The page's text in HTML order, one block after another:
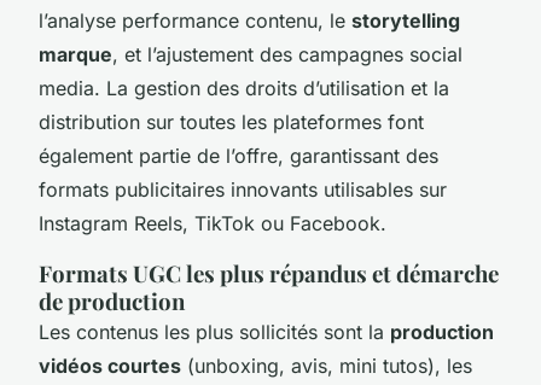
l’analyse performance contenu, le storytelling
marque, et l’ajustement des campagnes social
media. La gestion des droits d’utilisation et la
distribution sur toutes les plateformes font
également partie de l’offre, garantissant des
formats publicitaires innovants utilisables sur
Instagram Reels, TikTok ou Facebook.
Formats UGC les plus répandus et démarche
de production
Les contenus les plus sollicités sont la production
vidéos courtes (unboxing, avis, mini tutos), les